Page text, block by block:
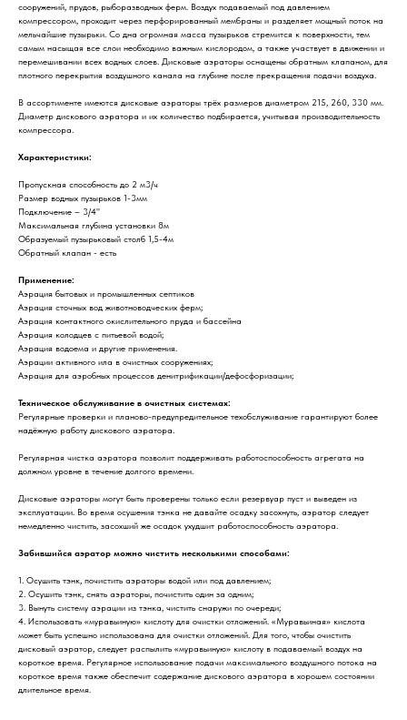
сооружений, прудов, рыборазводных ферм. Воздух подаваемый под давлением
компрессором, проходит через перфорированный мембраны и разделяет мощный поток на
мельчайшие пузырьки. Со дна огромная масса пузырьков стремится к поверхности, тем
самым насыщая все слои необходимо важным кислородом, а также участвует в движении и
перемешивании всех водных слоев. Дисковые аэраторы оснащены обратным клапаном, для
плотного перекрытия воздушного канала на глубине после прекращения подачи воздуха.
В ассортименте имеются дисковые аэраторы трёх размеров диаметром 215, 260, 330 мм.
Диаметр дискового аэратора и их количество подбирается, учитывая производительность
компрессора.
Характеристики:
Пропускная способность до 2 м3/ч
Размер водных пузырьков 1-3мм
Подключение – 3/4"
Максимальная глубина установки 8м
Образуемый пузырьковый столб 1,5-4м
Обратный клапан - есть
Применение:
Аэрация бытовых и промышленных септиков
Аэрация сточных вод животноводческих ферм;
Аэрация контактного окислительного пруда и бассейна
Аэрация колодцев с питьевой водой;
Аэрация водоема и другие применения.
Аэрации активного ила в очистных сооружениях;
Аэрация для аэробных процессов денитрификации/дефосфоризации;
Техническое обслуживание в очистных системах:
Регулярные проверки и планово-предупредительное техобслуживание гарантируют более
надёжную работу дискового аэратора.
Регулярная чистка аэратора позволит поддерживать работоспособность агрегата на
должном уровне в течение долгого времени.
Дисковые аэраторы могут быть проверены только если резервуар пуст и выведен из
эксплуатации. Во время осушения тэнка не давайте осадку засохнуть, аэратор следует
немедленно чистить, засохший же осадок ухудшит работоспособность аэратора.
Забившийся аэратор можно чистить несколькими способами:
1. Осушить тэнк, почистить аэраторы водой или под давлением;
2. Осушить тэнк, снять аэраторы, почистить один за одним;
3. Вынуть систему аэрации из тэнка, чистить снаружи по очереди;
4. Использовать «муравьиную» кислоту для очистки отложений. «Муравьиная» кислота
может быть успешно использована для очистки отложений. Для того, чтобы очистить
дисковый аэратор, следует распылить «муравьиную» кислоту в подаваемый воздух на
короткое время. Регулярное использование подачи максимального воздушного потока на
короткое время также обеспечит содержание дискового аэратора в хорошем состоянии
длительное время.